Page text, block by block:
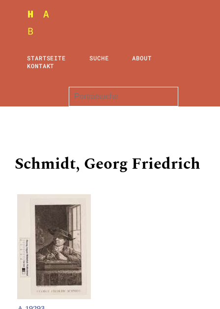
STARTSEITE SUCHE
ABOUT
KONTAKT
Schmidt, Georg Friedrich